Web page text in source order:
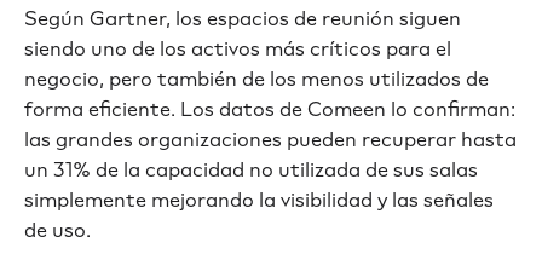
Según Gartner, los espacios de reunión siguen
siendo uno de los activos más críticos para el
negocio, pero también de los menos utilizados de
forma eficiente. Los datos de Comeen lo confirman:
las grandes organizaciones pueden recuperar hasta
un 31% de la capacidad no utilizada de sus salas
simplemente mejorando la visibilidad y las señales
de uso.